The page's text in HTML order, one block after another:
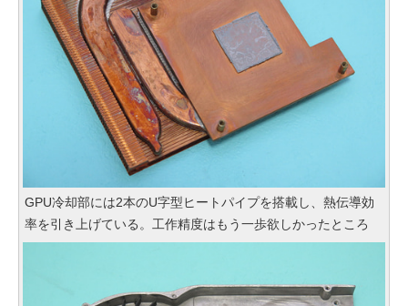
GPU冷却部には2本のU字型ヒートパイプを搭載し、熱伝導効
率を引き上げている。工作精度はもう一歩欲しかったところ